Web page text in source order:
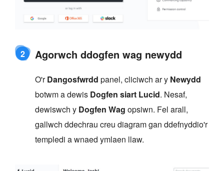
2 Agorwch ddogfen wag newydd
O'rDangosfwrdd panel, cliciwch ar y Newydd
botwm a dewis Dogfen siart Lucid. Nesaf,
dewiswch y Dogfen Wag opsiwn. Fel arall,
gallwch ddechrau creu diagram gan ddefnyddio'r
templedi a wnaed ymlaen llaw.